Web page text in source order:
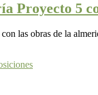
Proyecto 5
las obras de la